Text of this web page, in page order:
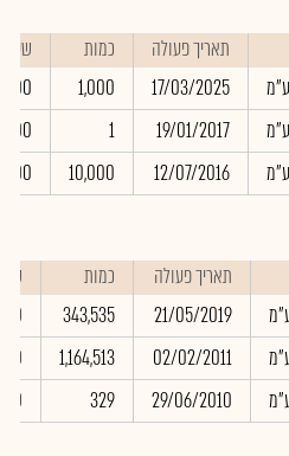
תאריך פעולה כמות
שער
17/03/2025
1,000
19/01/2017
1
12/07/2016
10,000
תאריך פעולה כמות
21/05/2019
343,535
02/02/2011
1,164,513
29/06/2010
329